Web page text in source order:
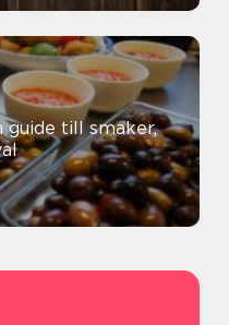
guide till smaker,